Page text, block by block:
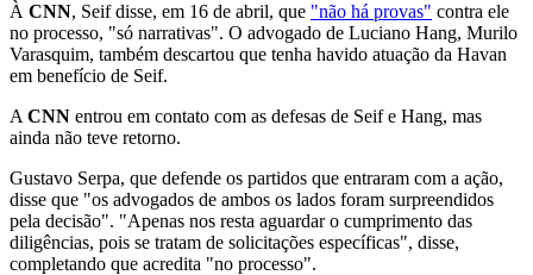
À CNN, Seif disse, em 16 de abril, que "não há provas" contra ele
no processo, "só narrativas". O advogado de Luciano Hang, Murilo
Varasquim, também descartou que tenha havido atuação da Havan
em benefício de Seif.
A CNN entrou em contato com as defesas de Seif e Hang, mas
ainda não teve retorno.
Gustavo Serpa, que defende os partidos que entraram com a ação,
disse que "os advogados de ambos os lados foram surpreendidos
pela decisão". "Apenas nos resta aguardar o cumprimento das
diligências, pois se tratam de solicitações específicas", disse,
completando que acredita "no processo".